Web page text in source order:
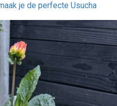
je de perfecte Usucha